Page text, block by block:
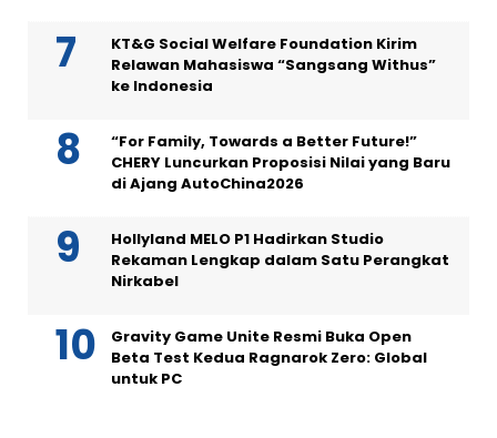
KT&G Social Welfare Foundation Kirim
Relawan Mahasiswa “Sangsang Withus”
ke Indonesia
“For Family, Towards a Better Future!”
CHERY Luncurkan Proposisi Nilai yang Baru
di Ajang AutoChina2026
Hollyland MELO P1 Hadirkan Studio
Rekaman Lengkap dalam Satu Perangkat
Nirkabel
Gravity Game Unite Resmi Buka Open
Beta Test Kedua Ragnarok Zero: Global
untuk PC